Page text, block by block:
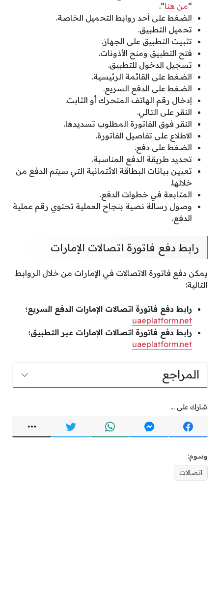
“من هنا“.
الضغط على أحد روابط التحميل الخاصة.
تحميل التطبيق.
تثبيت التطبيق على الجهاز.
فتح التطبيق ومنح الأذونات.
تسجيل الدخول للتطبيق.
الضغط على القائمة الرئيسية.
الضغط على الدفع السريع.
إدخال رقم الهاتف المتحرك أو الثابت.
النقر على التالي.
النقر فوق الفاتورة المطلوب تسديدها.
الاطلاع على تفاصيل الفاتورة.
الضغط على دفع.
تحديد طريقة الدفع المناسبة.
تعيين بيانات البطاقة الائتمانية التي سيتم الدفع من
خلالها.
المتابعة في خطوات الدفع.
وصول رسالة نصية بنجاح العملية تحتوي رقم عملية
الدفع.
رابط دفع فاتورة اتصالات الإمارات
يمكن دفع فاتورة الاتصالات في الإمارات من خلال الروابط
التالية:
رابط دفع فاتورة اتصالات الإمارات الدفع السريع؛
uaeplatform.net
رابط دفع فاتورة اتصالات الإمارات عبر التطبيق؛
uaeplatform.net
المراجع
شارك على ...
وسوم:
اتصالات